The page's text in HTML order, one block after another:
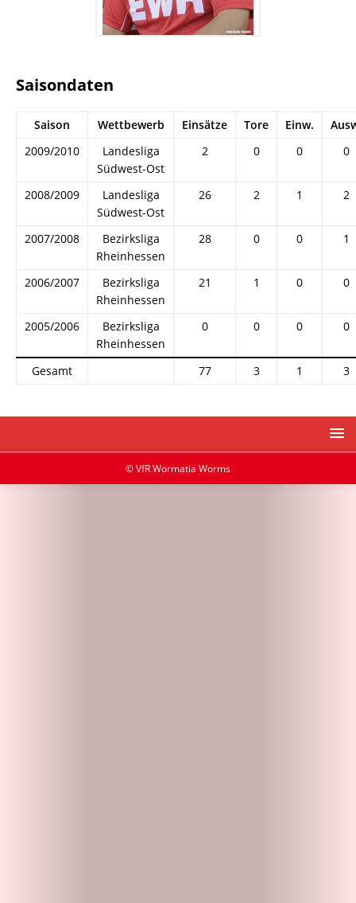
Saisondaten
Saison Wettbewerb Einsätze Tore Einw.
2009/2010
Landesliga
Südwest-Ost
2 0 0 0
2008/2009
Landesliga
Südwest-Ost
26 2 1 2
2007/2008
Bezirksliga
Rheinhessen
28 0 0 1
2006/2007
Bezirksliga
Rheinhessen
21 1 0 0
2005/2006
Bezirksliga
Rheinhessen
0 0 0 0
Gesamt 77 3 1 3
© VfR Wormatia Worms